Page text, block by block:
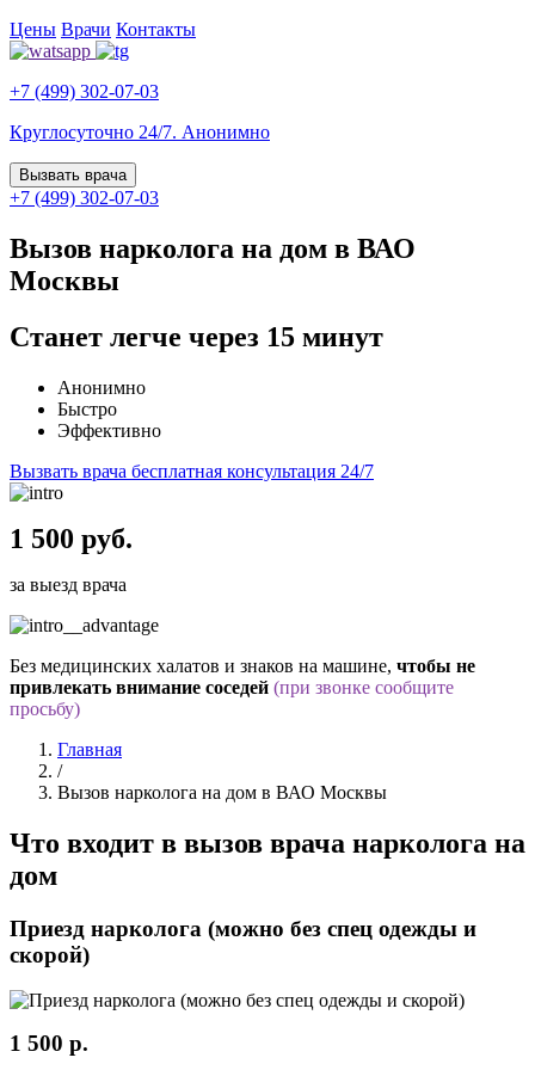
Цены Врачи Контакты
+7 (499) 302-07-03
Круглосуточно 24/7. Анонимно
Вызвать врача
+7 (499) 302-07-03
Вызов нарколога на дом в ВАО
Москвы
Станет легче через 15 минут
Анонимно
Быстро
Эффективно
Вызвать врача бесплатная консультация 24/7
1 500 руб.
за выезд врача
Без медицинских халатов и знаков на машине, чтобы не
привлекать внимание соседей (при звонке сообщите
просьбу)
Главная
/
Вызов нарколога на дом в ВАО Москвы
Что входит в вызов врача нарколога на
дом
Приезд нарколога (можно без спец одежды и
скорой)
1 500 р.